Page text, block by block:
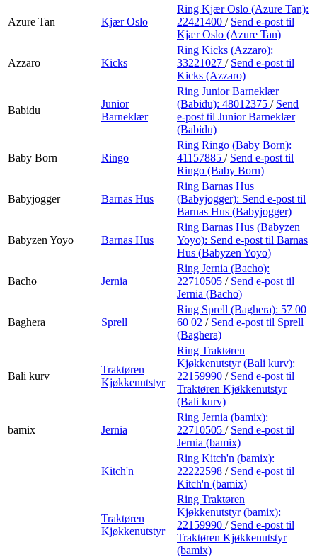
Azure Tan Kjær Oslo
Ring Kjær Oslo (Azure Tan):
22421400 / Send e-post til
Kjær Oslo (Azure Tan)
Azzaro Kicks
Ring Kicks (Azzaro):
33221027 / Send e-post til
Kicks (Azzaro)
Babidu
Junior
Barneklær
Ring Junior Barneklær
(Babidu): 48012375 / Send
e-post til Junior Barneklær
(Babidu)
Baby Born Ringo
Ring Ringo (Baby Born):
41157885 / Send e-post til
Ringo (Baby Born)
Babyjogger Barnas Hus
Ring Barnas Hus
(Babyjogger): Send e-post til
Barnas Hus (Babyjogger)
Babyzen Yoyo Barnas Hus
Ring Barnas Hus (Babyzen
Yoyo): Send e-post til Barnas
Hus (Babyzen Yoyo)
Bacho Jernia
Ring Jernia (Bacho):
22710505 / Send e-post til
Jernia (Bacho)
Baghera Sprell
Ring Sprell (Baghera): 57 00
60 02 / Send e-post til Sprell
(Baghera)
Bali kurv
Traktøren
Kjøkkenutstyr
Ring Traktøren
Kjøkkenutstyr (Bali kurv):
22159990 / Send e-post til
Traktøren Kjøkkenutstyr
(Bali kurv)
bamix Jernia
Ring Jernia (bamix):
22710505 / Send e-post til
Jernia (bamix)
Kitch'n
Ring Kitch'n (bamix):
22222598 / Send e-post til
Kitch'n (bamix)
Traktøren
Kjøkkenutstyr
Ring Traktøren
Kjøkkenutstyr (bamix):
22159990 / Send e-post til
Traktøren Kjøkkenutstyr
(bamix)